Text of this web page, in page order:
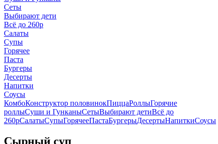
Сеты
Выбирают дети
Всё до 260р
Салаты
Супы
Горячее
Паста
Бургеры
Десерты
Напитки
Соусы
КомбоКонструктор половинокПиццаРоллыГорячие
роллыСуши и ГунканыСетыВыбирают детиВсё до
260рСалатыСупыГорячееПастаБургерыДесертыНапиткиСоусы
Сырный суп